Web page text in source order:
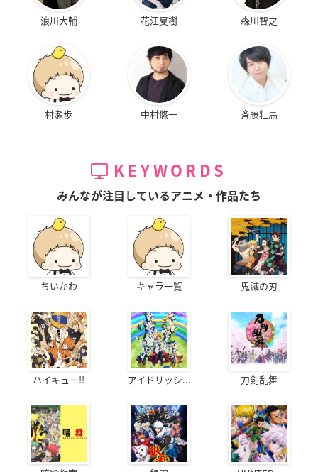
浪川大輔 花江夏樹 森川智之
村瀬歩 中村悠一 斉藤壮馬
KEYWORDS
みんなが注目しているアニメ・作品たち
ちいかわ キャラ一覧 鬼滅の刃
ハイキュー!! アイドリッシ... 刀剣乱舞